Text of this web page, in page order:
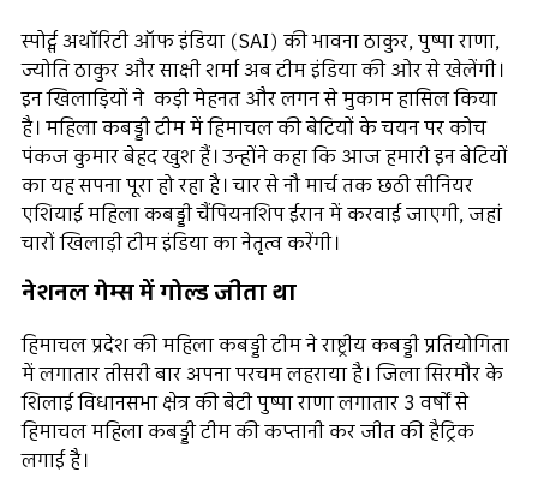
स्पोर्ट्स अथॉरिटी ऑफ इंडिया (SAI) की भावना ठाकुर, पुष्पा राणा,
ज्योति ठाकुर और साक्षी शर्मा अब टीम इंडिया की ओर से खेलेंगी।
इन खिलाड़ियों ने कड़ी मेहनत और लगन से मुकाम हासिल किया
है। महिला कबड्डी टीम में हिमाचल की बेटियों के चयन पर कोच
पंकज कुमार बेहद खुश हैं। उन्होंने कहा कि आज हमारी इन बेटियों
का यह सपना पूरा हो रहा है। चार से नौ मार्च तक छठी सीनियर
एशियाई महिला कबड्डी चैंपियनशिप ईरान में करवाई जाएगी, जहां
चारों खिलाड़ी टीम इंडिया का नेतृत्व करेंगी।
नेशनल गेम्स में गोल्ड जीता था
हिमाचल प्रदेश की महिला कबड्डी टीम ने राष्ट्रीय कबड्डी प्रतियोगिता
में लगातार तीसरी बार अपना परचम लहराया है। जिला सिरमौर के
शिलाई विधानसभा क्षेत्र की बेटी पुष्पा राणा लगातार 3 वर्षों से
हिमाचल महिला कबड्डी टीम की कप्तानी कर जीत की हैट्रिक
लगाई है।